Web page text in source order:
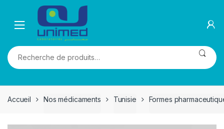
navigation
content
Recherche
pour :
Accueil Nos médicaments Tunisie Formes